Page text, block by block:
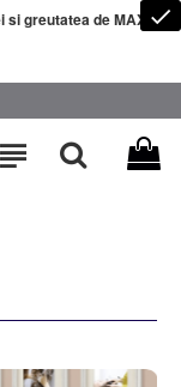
greutatea de MAXIM 5